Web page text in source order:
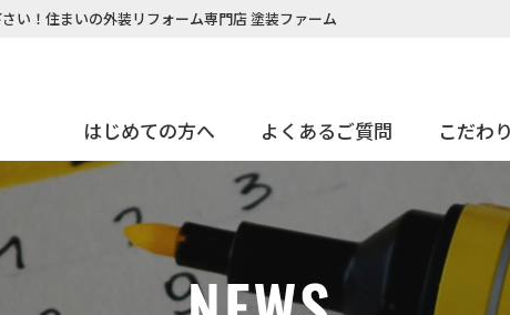
い！住まいの外装リフォーム専門店 塗装ファーム
はじめての方へ よくあるご質問 こだわ